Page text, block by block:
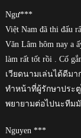
Ngư***
Việt Nam đã thi đấu
Văn Lâm hôm nay a
làm rất tốt rồi . Cố
เวียดนามเล่นได้ดีม
ทำหน้าที่ผู้รักษาประ
พยายามต่อไปนะที
Nguyen ***